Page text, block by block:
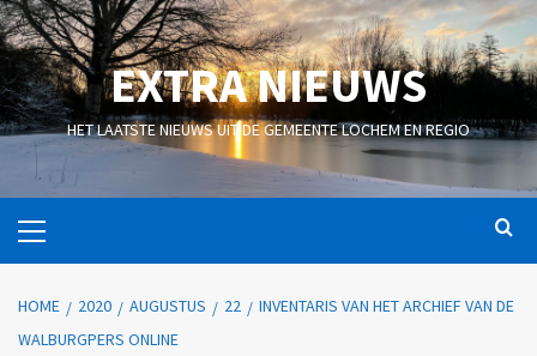
EXTRA NIEUWS
HET LAATSTE NIEUWS UIT DE GEMEENTE LOCHEM EN REGIO
HOME 2020 AUGUSTUS 22
INVENTARIS VAN HET ARCHIEF VAN DE
WALBURGPERS ONLINE